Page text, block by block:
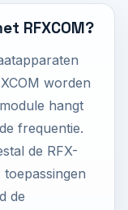
RFXCOM?
worden
hangt
frequentie.
de RFX-
de